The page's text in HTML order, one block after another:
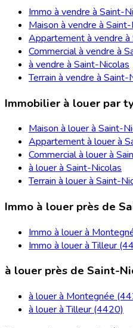
Immo à vendre à Saint-
Maison à vendre à
Appartement à vendre à
Commercial à vendre à
à vendre à Saint-Nicolas
Terrain à vendre à Saint-
Immobilier à louer par
Maison à louer à Saint-
Appartement à louer à
Commercial à louer à
à louer à Saint-Nicolas
Terrain à louer à Saint-
Immo à louer près de
Immo à louer à
Immo à louer à Tilleur
à louer près de Saint-
à louer à Montegnée
à louer à Tilleur (4420)